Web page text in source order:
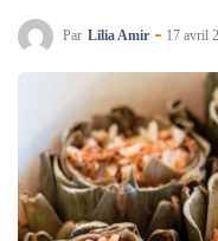
Par Lilia Amir 17 avril